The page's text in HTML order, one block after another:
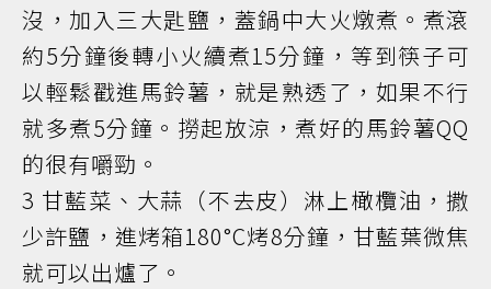
沒，加入三大匙鹽，蓋鍋中大火燉煮。煮滾
約5分鐘後轉小火續煮15分鐘，等到筷子可
以輕鬆戳進馬鈴薯，就是熟透了，如果不行
就多煮5分鐘。撈起放涼，煮好的馬鈴薯QQ
的很有嚼勁。
3 甘藍菜、大蒜（不去皮）淋上橄欖油，撒
少許鹽，進烤箱180°C烤8分鐘，甘藍葉微焦
就可以出爐了。